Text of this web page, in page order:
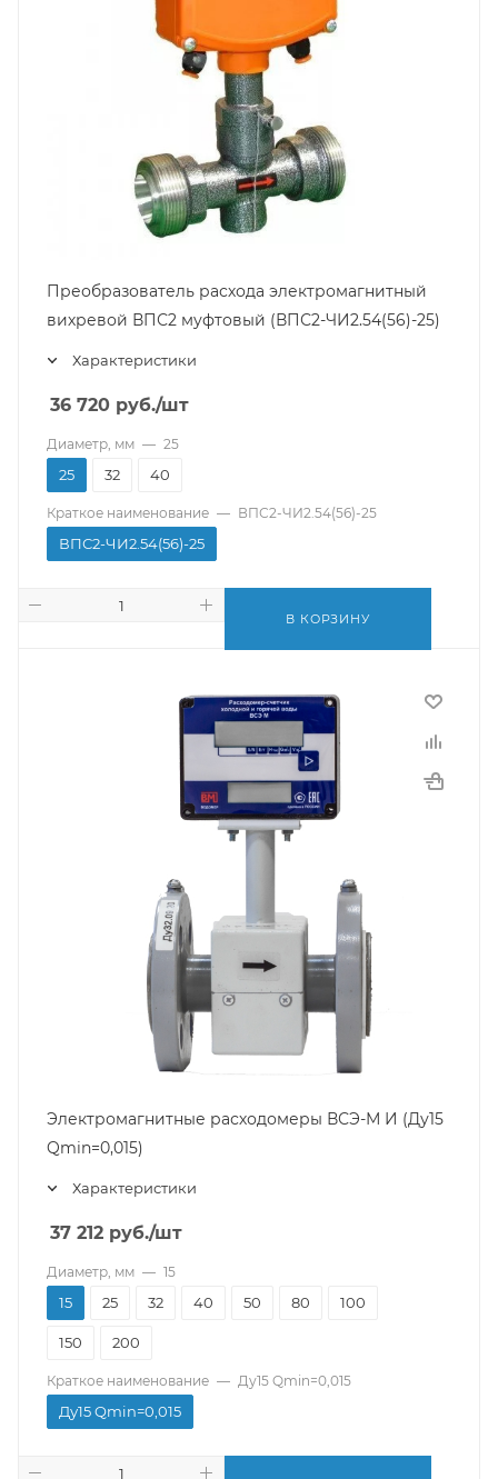
Преобразователь расхода электромагнитный
вихревой ВПС2 муфтовый (ВПС2-ЧИ2.54(56)-25)
Характеристики
36 720 руб./шт
Диаметр, мм — 25
25 32 40
Краткое наименование — ВПС2-ЧИ2.54(56)-25
ВПС2-ЧИ2.54(56)-25
В КОРЗИНУ
Электромагнитные расходомеры ВСЭ-М И (Ду15
Qmin=0,015)
Характеристики
37 212 руб./шт
Диаметр, мм — 15
15 25 32 40 50 80 100
150 200
Краткое наименование — Ду15 Qmin=0,015
Ду15 Qmin=0,015